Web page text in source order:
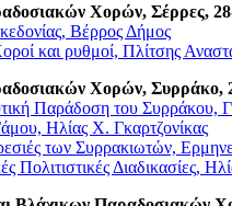
Χορών, Σέρρες,
Βέρρος Δήμος
και ρυθμοί, Πλίτσης
Χορών, Συρράκο,
Παράδοση του Συρράκου,
Ηλίας Χ. Γκαρτζονίκας
των Συρρακιωτών,
Πολιτιστικές Διαδικασίες,